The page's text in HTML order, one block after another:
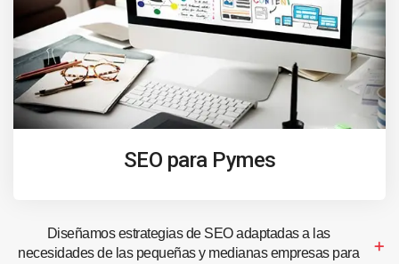
SEO para Pymes
Diseñamos estrategias de SEO adaptadas a las
necesidades de las pequeñas y medianas empresas para